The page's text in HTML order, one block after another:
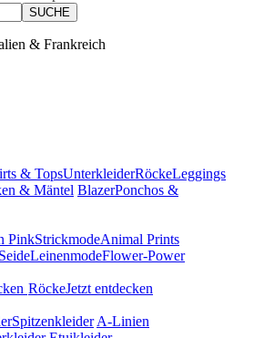
SUCHE
& Frankreich
& TopsUnterkleiderRöckeLeggings
& Mäntel BlazerPonchos &
PinkStrickmodeAnimal Prints
LeinenmodeFlower-Power
RöckeJetzt entdecken
Spitzenkleider A-Linien